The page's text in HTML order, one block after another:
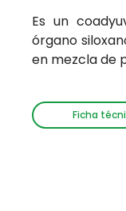
Es un
órgano
en mezcla de
Ficha